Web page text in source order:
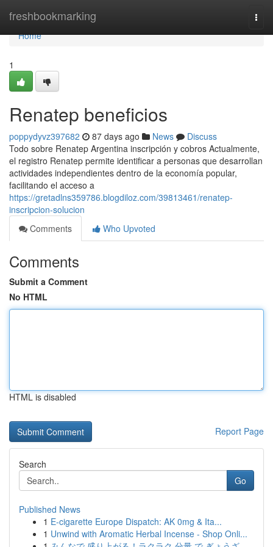
freshbookmarking
Home
Home
1
Renatep beneficios
poppydyvz397682 87 days ago News
Discuss
Todo sobre Renatep Argentina inscripción y cobros Actualmente,
el registro Renatep permite identificar a personas que desarrollan
actividades independientes dentro de la economía popular,
facilitando el acceso a
https://gretadlns359786.blogdiloz.com/39813461/renatep-
inscripcion-solucion
Comments
Who Upvoted
Comments
Submit a Comment
No HTML
HTML is disabled
Report Page
Search
Go
Published News
1 E-cigarette Europe Dispatch: AK 0mg & Ita...
1 Unwind with Aromatic Herbal Incense - Shop Onli...